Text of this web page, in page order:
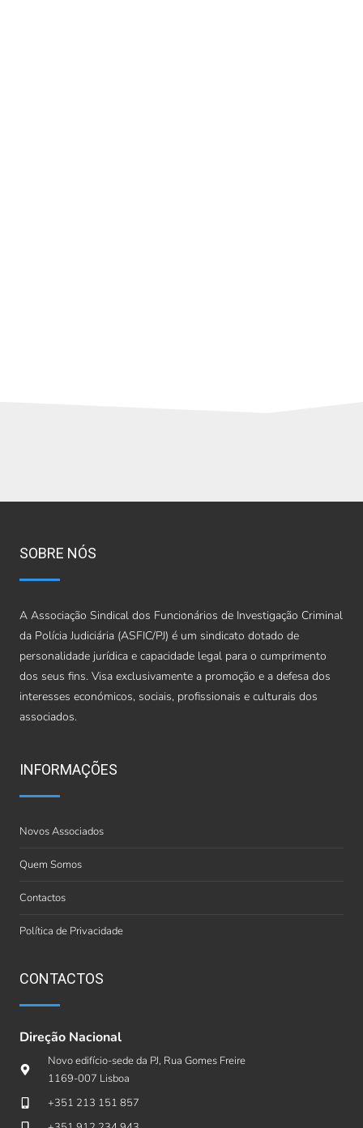
SOBRE NÓS
A Associação Sindical dos Funcionários de Investigação Criminal
da Polícia Judiciária (ASFIC/PJ) é um sindicato dotado de
personalidade jurídica e capacidade legal para o cumprimento
dos seus fins. Visa exclusivamente a promoção e a defesa dos
interesses económicos, sociais, profissionais e culturais dos
associados.
INFORMAÇÕES
Novos Associados
Quem Somos
Contactos
Política de Privacidade
CONTACTOS
Direção Nacional
Novo edifício-sede da PJ, Rua Gomes Freire
1169-007 Lisboa
+351 213 151 857